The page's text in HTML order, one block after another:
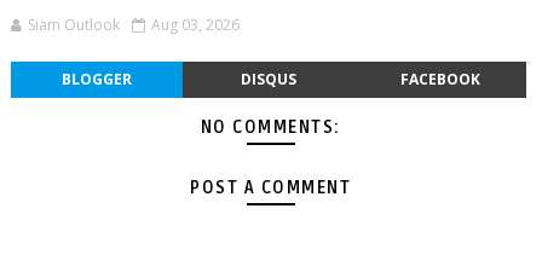
Siam Outlook Aug 03, 2026
BLOGGER DISQUS FACEBOOK
NO COMMENTS:
POST A COMMENT